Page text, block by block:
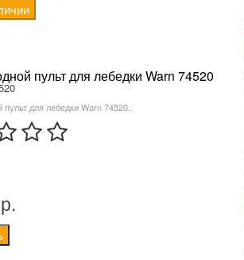
пульт для лебедки Warn 74520
для лебедки Warn 74520..